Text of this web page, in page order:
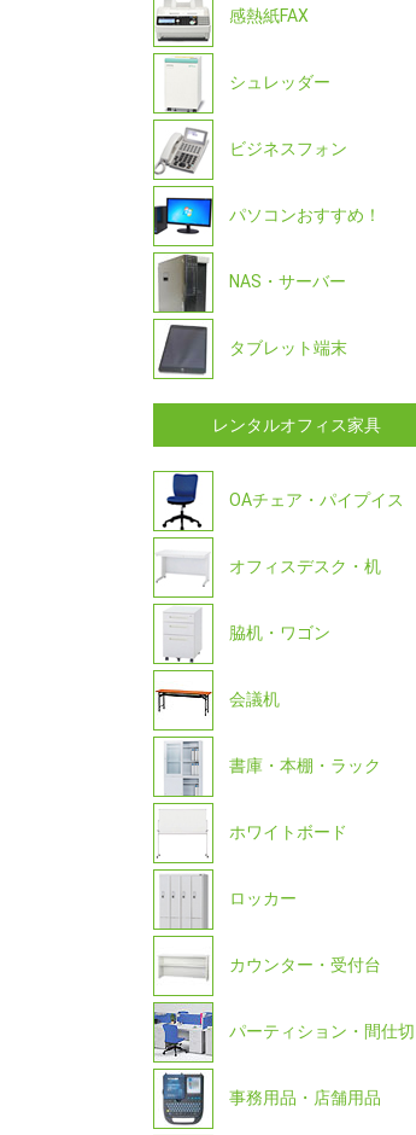
感熱紙FAX
シュレッダー
ビジネスフォン
パソコンおすすめ！
NAS・サーバー
タブレット端末
レンタルオフィス家具
OAチェア・パイプイス
オフィスデスク・机
脇机・ワゴン
会議机
書庫・本棚・ラック
ホワイトボード
ロッカー
カウンター・受付台
パーティション・間仕切
事務用品・店舗用品